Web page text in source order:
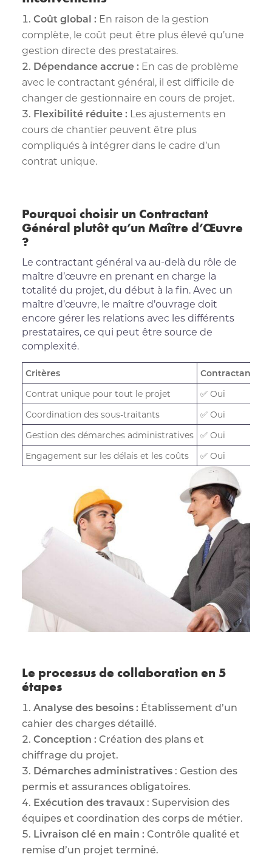
Coût global : En raison de la gestion
complète, le coût peut être plus élevé qu’une
gestion directe des prestataires.
Dépendance accrue : En cas de problème
avec le contractant général, il est difficile de
changer de gestionnaire en cours de projet.
Flexibilité réduite : Les ajustements en
cours de chantier peuvent être plus
compliqués à intégrer dans le cadre d’un
contrat unique.
Pourquoi choisir un Contractant
Général plutôt qu’un Maître d’Œuvre
?
Le contractant général va au-delà du rôle de
maître d’œuvre en prenant en charge la
totalité du projet, du début à la fin. Avec un
maître d’œuvre, le maître d’ouvrage doit
encore gérer les relations avec les différents
prestataires, ce qui peut être source de
complexité.
Critères
Contractant
Contrat unique pour tout le projet
✅ Oui
Coordination des sous-traitants
✅ Oui
Gestion des démarches administratives
✅ Oui
Engagement sur les délais et les coûts
✅ Oui
Le processus de collaboration en 5
étapes
Analyse des besoins : Établissement d’un
cahier des charges détaillé.
Conception : Création des plans et
chiffrage du projet.
Démarches administratives : Gestion des
permis et assurances obligatoires.
Exécution des travaux : Supervision des
équipes et coordination des corps de métier.
Livraison clé en main : Contrôle qualité et
remise d’un projet terminé.